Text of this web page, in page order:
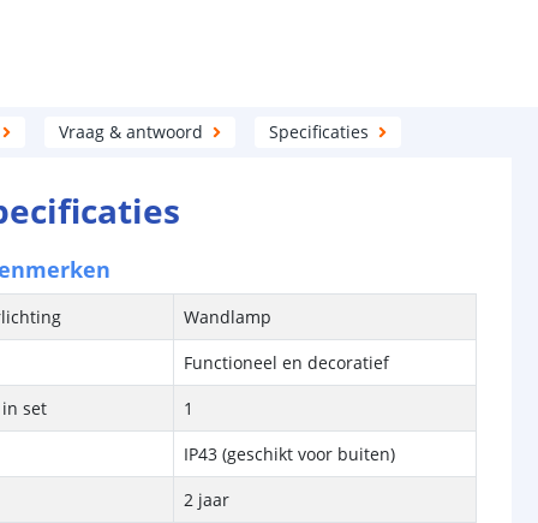
Vraag & antwoord Specificaties
Wandlamp
Functioneel en decoratief
set
1
IP43 (geschikt voor buiten)
2 jaar